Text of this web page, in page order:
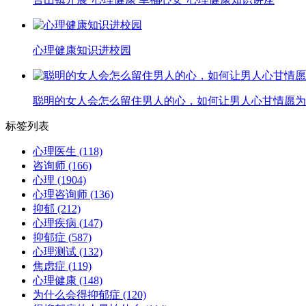
心理健康知识进校园
聪明的女人会怎么留住男人的心，如何让男人心甘情愿
标签列表
心理医生 (118)
咨询师 (166)
心理 (1904)
心理咨询师 (136)
抑郁 (212)
心理疾病 (147)
抑郁症 (587)
心理测试 (132)
焦虑症 (119)
心理健康 (148)
为什么会得抑郁症 (120)